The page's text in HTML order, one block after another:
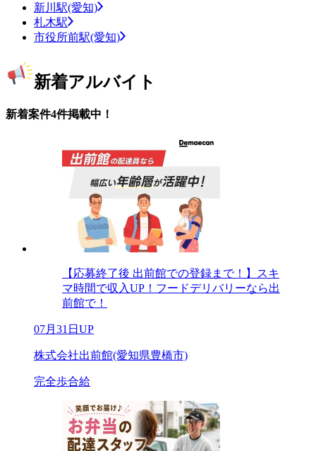
新川駅(愛知)
札木駅
市役所前駅(愛知)
新着アルバイト
新着案件4件掲載中！
【応募終了後 出前館での登録まで！】スキ
マ時間で収入UP！フードデリバリーなら出
前館で！
07月31日UP
株式会社出前館(愛知県豊橋市)
完全歩合給